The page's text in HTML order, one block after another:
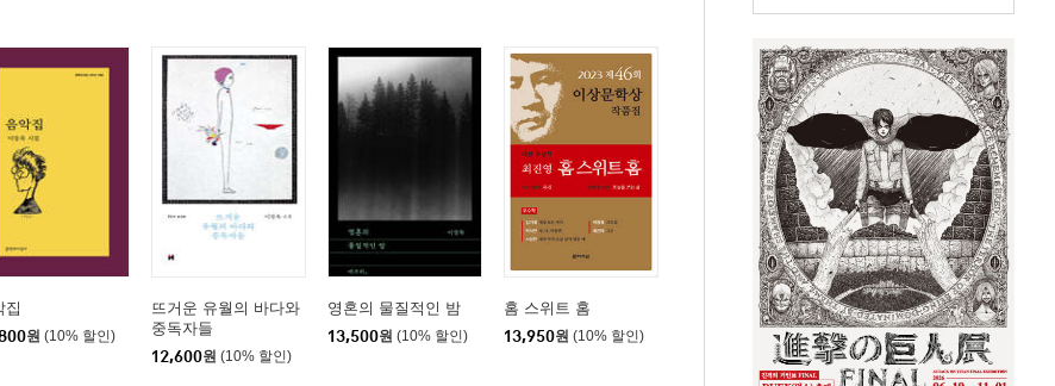
집
원 (10% 할인)
뜨거운 유월의 바다와
중독자들
12,600원 (10% 할인)
영혼의 물질적인 밤
13,500원 (10% 할인)
홈 스위트 홈
13,950원 (10% 할인)